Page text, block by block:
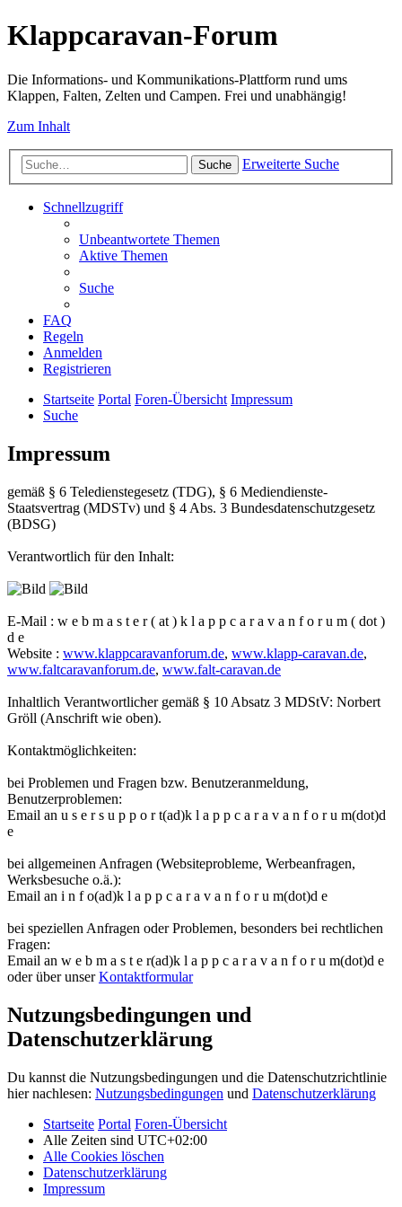
Klappcaravan-Forum
Die Informations- und Kommunikations-Plattform rund ums
Klappen, Falten, Zelten und Campen. Frei und unabhängig!
Zum Inhalt
Suche Erweiterte Suche
Schnellzugriff
Unbeantwortete Themen
Aktive Themen
Suche
FAQ
Regeln
Anmelden
Registrieren
Startseite Portal Foren-Übersicht Impressum
Suche
Impressum
gemäß § 6 Teledienstegesetz (TDG), § 6 Mediendienste-
Staatsvertrag (MDSTv) und § 4 Abs. 3 Bundesdatenschutzgesetz
(BDSG)
Verantwortlich für den Inhalt:
E-Mail : w e b m a s t e r ( at ) k l a p p c a r a v a n f o r u m ( dot )
d e
Website : www.klappcaravanforum.de, www.klapp-caravan.de,
www.faltcaravanforum.de, www.falt-caravan.de
Inhaltlich Verantwortlicher gemäß § 10 Absatz 3 MDStV: Norbert
Gröll (Anschrift wie oben).
Kontaktmöglichkeiten:
bei Problemen und Fragen bzw. Benutzeranmeldung,
Benutzerproblemen:
Email an u s e r s u p p o r t(ad)k l a p p c a r a v a n f o r u m(dot)d
e
bei allgemeinen Anfragen (Websiteprobleme, Werbeanfragen,
Werksbesuche o.ä.):
Email an i n f o(ad)k l a p p c a r a v a n f o r u m(dot)d e
bei speziellen Anfragen oder Problemen, besonders bei rechtlichen
Fragen:
Email an w e b m a s t e r(ad)k l a p p c a r a v a n f o r u m(dot)d e
oder über unserKontaktformular
Nutzungsbedingungen und
Datenschutzerklärung
Du kannst die Nutzungsbedingungen und die Datenschutzrichtlinie
hier nachlesen: Nutzungsbedingungen und Datenschutzerklärung
Startseite Portal Foren-Übersicht
Alle Zeiten sind UTC+02:00
Alle Cookies löschen
Datenschutzerklärung
Impressum